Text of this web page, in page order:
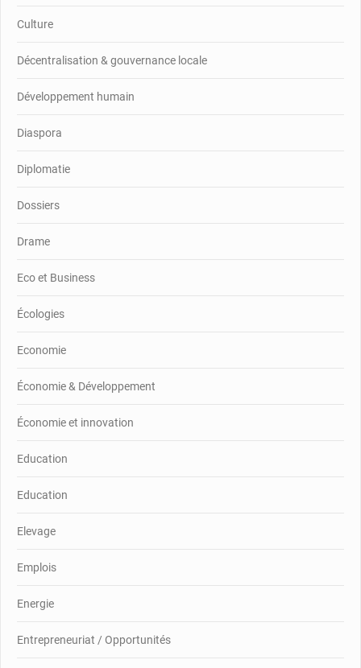
Culture
Décentralisation & gouvernance locale
Développement humain
Diaspora
Diplomatie
Dossiers
Drame
Eco et Business
Écologies
Economie
Économie & Développement
Économie et innovation
Education
Education
Elevage
Emplois
Energie
Entrepreneuriat / Opportunités